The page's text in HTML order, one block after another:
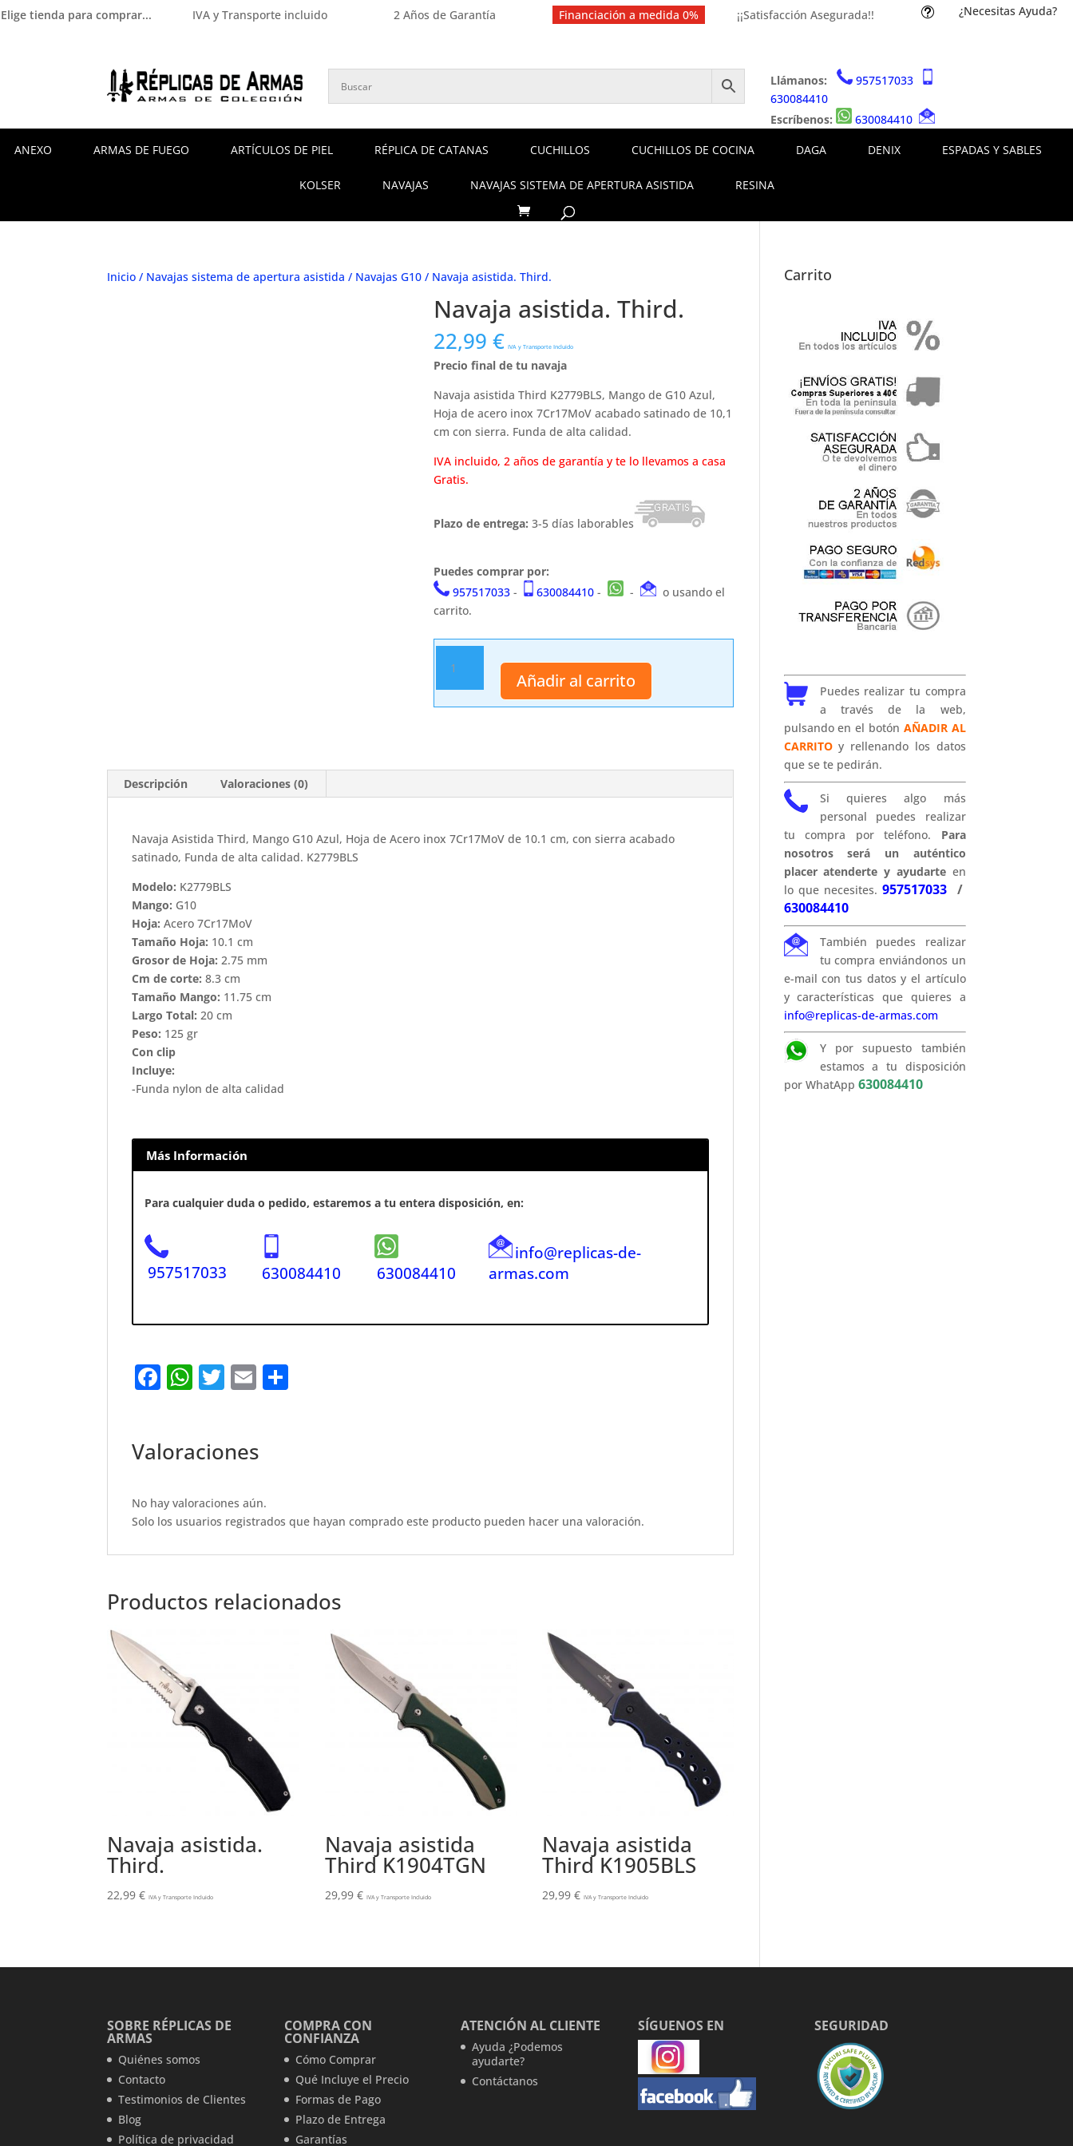
Elige tienda para comprar... IVA y Transporte incluido 2 Años de Garantía Financiación a medida 0% ¡¡Satisfacción Asegurada!! t ¿Necesitas Ayuda?
Llámanos:
957517033
630084410
Escríbenos:
630084410
ANEXO ARMAS DE FUEGO ARTÍCULOS DE PIEL RÉPLICA DE CATANAS CUCHILLOS CUCHILLOS DE COCINA DAGA DENIX ESPADAS Y SABLES
KOLSER NAVAJAS NAVAJAS SISTEMA DE APERTURA ASISTIDA RESINA
Inicio / Navajas sistema de apertura asistida / Navajas G10 / Navaja asistida. Third.
Navaja asistida. Third.
22,99 € IVA y Transporte Incluido
Precio final de tu navaja
Navaja asistida Third K2779BLS, Mango de G10 Azul,
Hoja de acero inox 7Cr17MoV acabado satinado de 10,1
cm con sierra. Funda de alta calidad.
IVA incluido, 2 años de garantía y te lo llevamos a casa
Gratis.
Plazo de entrega: 3-5 días laborables
Puedes comprar por:
957517033- 630084410- -
o usando el
carrito.
asistida.
Third.
cantidad
Añadir al carrito
Descripción Valoraciones (0)
Navaja Asistida Third, Mango G10 Azul, Hoja de Acero inox 7Cr17MoV de 10.1 cm, con sierra acabado
satinado, Funda de alta calidad. K2779BLS
Modelo: K2779BLS
Mango: G10
Hoja: Acero 7Cr17MoV
Tamaño Hoja: 10.1 cm
Grosor de Hoja: 2.75 mm
Cm de corte: 8.3 cm
Tamaño Mango: 11.75 cm
Largo Total:20 cm
Peso: 125 gr
Con clip
Incluye:
-Funda nylon de alta calidad
Más Información
Para cualquier duda o pedido, estaremos a tu entera disposición, en:
957517033 630084410 630084410
info@replicas-de-
armas.com
F
e
o
o
k
W
s
p
p
T
te
E
l
Valoraciones
No hay valoraciones aún.
Solo los usuarios registrados que hayan comprado este producto pueden hacer una valoración.
Productos relacionados
Navaja asistida.
Third.
22,99€ IVA y Transporte Incluido
Navaja asistida
Third K1904TGN
29,99 € IVA y Transporte Incluido
Navaja asistida
Third K1905BLS
29,99 € IVA y Transporte Incluido
Carrito
Puedes realizar tu compra
a través de la web,
pulsando en el botón AÑADIR AL
CARRITOy rellenando los datos
que se te pedirán.
Si quieres algo más
personal puedes realizar
tu compra por teléfono. Para
nosotros será un auténtico
placer atenderte y ayudarteen
lo que necesites.957517033 /
630084410
También puedes realizar
tu compra enviándonos un
e-mail con tus datos y el artículo
y características que quieres a
info@replicas-de-armas.com
Y por supuesto también
estamos a tu disposición
por WhatApp 630084410
SOBRE RÉPLICAS DE
ARMAS
Quiénes somos
Contacto
Testimonios de Clientes
Blog
Política de privacidad
COMPRA CON
CONFIANZA
Cómo Comprar
Qué Incluye el Precio
Formas de Pago
Plazo de Entrega
Garantías
ATENCIÓN AL CLIENTE
Ayuda ¿Podemos
ayudarte?
Contáctanos
SÍGUENOS EN SEGURIDAD